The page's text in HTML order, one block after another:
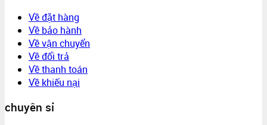
Về đặt hàng
Về bảo hành
Về vận chuyển
Về đổi trả
Về thanh toán
Về khiếu nại
chuyên sỉ